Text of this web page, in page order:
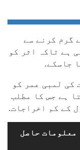
کرنے سے
ہے تاکہ اثر کو
لمبی عمر کو
ہے جس کا مطلب
کے کم اخراجات.
حاصل